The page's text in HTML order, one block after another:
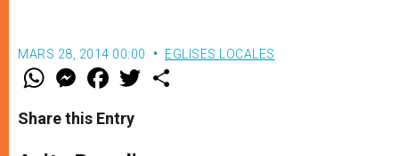
MARS 28, 2014 00:00 EGLISES LOCALES
W
t
s
M
e
s
e
F
a
e
b
w
Share this Entry